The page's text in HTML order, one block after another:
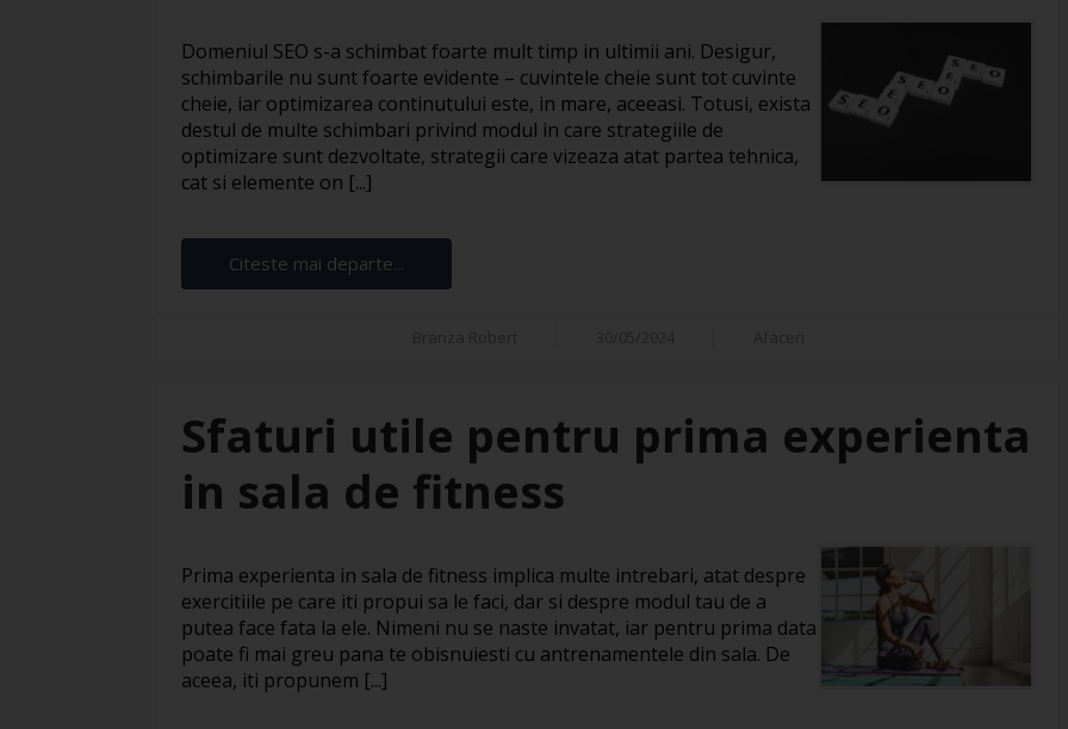
Domeniul SEO s-a schimbat foarte mult timp in ultimii ani. Desigur,
schimbarile nu sunt foarte evidente – cuvintele cheie sunt tot cuvinte
cheie, iar optimizarea continutului este, in mare, aceeasi. Totusi, exista
destul de multe schimbari privind modul in care strategiile de
optimizare sunt dezvoltate, strategii care vizeaza atat partea tehnica,
cat si elemente on [...]
Citeste mai departe...
Sfaturi utile pentru prima experienta
in sala de fitness
Prima experienta in sala de fitness implica multe intrebari, atat despre
exercitiile pe care iti propui sa le faci, dar si despre modul tau de a
putea face fata la ele. Nimeni nu se naste invatat, iar pentru prima data
poate fi mai greu pana te obisnuiesti cu antrenamentele din sala. De
aceea, iti propunem [...]